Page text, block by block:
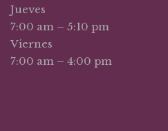
Jueves
7:00 am – 5:10 pm
Viernes
7:00 am – 4:00 pm